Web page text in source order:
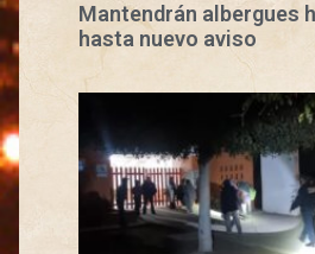
Mantendrán albergues
hasta nuevo aviso